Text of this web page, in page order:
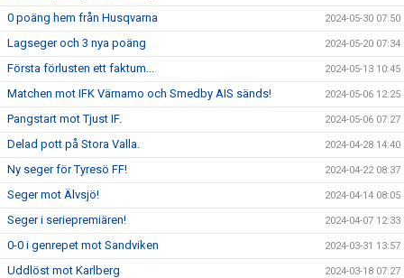
0 poäng hem från Husqvarna 2024-05-30 07:50
Lagseger och 3 nya poäng 2024-05-20 07:34
Första förlusten ett faktum... 2024-05-13 10:45
Matchen mot IFK Värnamo och Smedby AIS sänds! 2024-05-06 12:25
Pangstart mot Tjust IF. 2024-05-06 07:27
Delad pott på Stora Valla. 2024-04-28 14:40
Ny seger för Tyresö FF! 2024-04-22 08:37
Seger mot Älvsjö! 2024-04-14 08:05
Seger i seriepremiären! 2024-04-07 12:33
0-0 i genrepet mot Sandviken 2024-03-31 13:57
Uddlöst mot Karlberg 2024-03-18 07:27